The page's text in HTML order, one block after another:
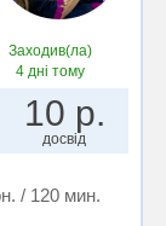
Заходив(ла)
4 дні тому
10 р.
досвід
/ 120 мин.